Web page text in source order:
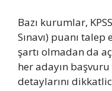
Bazı kurumlar,
Sınavı) puanı
şartı olmadan da
her adayın
detaylarını